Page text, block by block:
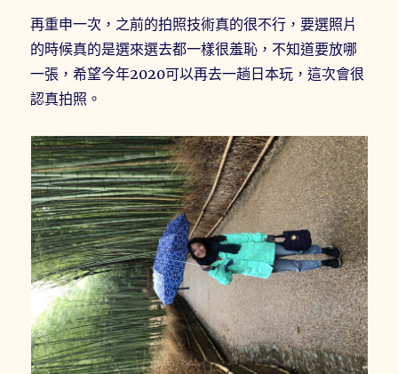
再重申一次，之前的拍照技術真的很不行，要選照片
的時候真的是選來選去都一樣很羞恥，不知道要放哪
一張，希望今年2020可以再去一趟日本玩，這次會很
認真拍照。